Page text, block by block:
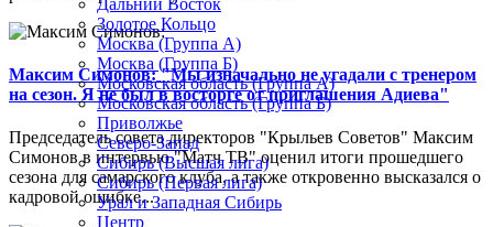
Максим Симонов: "Мы изначально не угадали с тренером
на сезон. Я не был в восторге от приглашения Адиева"
Председатель совета директоров "Крыльев Советов" Максим
Симонов в интервью "Матч ТВ" оценил итоги прошедшего
сезона для самарского клуба, а также откровенно высказался о
кадровой ошибке...
Дальний Восток
Золотое Кольцо
Москва (Группа А)
Москва (Группа Б)
Московская область (Группа А)
Московская область (Группа Б)
Приволжье
Северо-Запад
Сибирь (Высшая лига)
Сибирь (Первая лига)
Урал и Западная Сибирь
Центр